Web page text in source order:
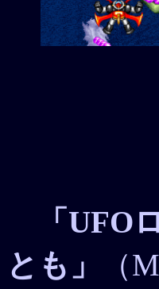
「UFO
とも」
（